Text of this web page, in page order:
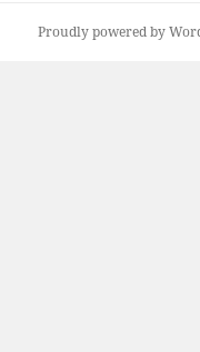
Proudly powered by